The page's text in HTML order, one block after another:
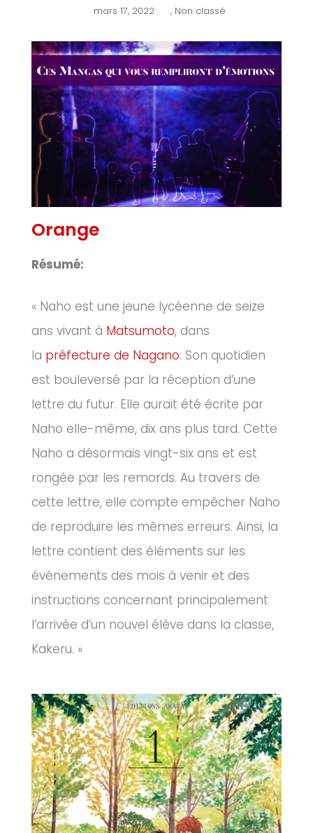
mars 17, 2022 , Non classé
Orange
Résumé:
« Naho est une jeune lycéenne de seize
ans vivant à Matsumoto, dans
la préfecture de Nagano. Son quotidien
est bouleversé par la réception d’une
lettre du futur. Elle aurait été écrite par
Naho elle-même, dix ans plus tard. Cette
Naho a désormais vingt-six ans et est
rongée par les remords. Au travers de
cette lettre, elle compte empêcher Naho
de reproduire les mêmes erreurs. Ainsi, la
lettre contient des éléments sur les
événements des mois à venir et des
instructions concernant principalement
l’arrivée d’un nouvel élève dans la classe,
Kakeru. »